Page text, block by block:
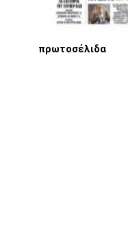
πρωτοσέλιδα